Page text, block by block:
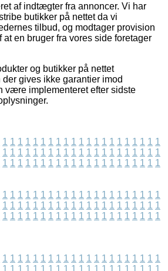
af indtægter fra annoncer. Vi har
butikker på nettet da vi
tilbud, og modtager provision
en bruger fra vores side foretager
og butikker på nettet
gives ikke garantier imod
være implementeret efter sidste
1 1 1 1 1 1 1 1 1 1 1 1 1 1 1 1 1 1 1 1 1
1 1 1 1 1 1 1 1 1 1 1 1 1 1 1 1 1 1 1 1 1
1 1 1 1 1 1 1 1 1 1 1 1 1 1 1 1 1 1 1 1 1
1 1 1 1 1 1 1 1 1 1 1 1 1 1 1 1 1 1 1 1 1
1 1 1 1 1 1 1 1 1 1 1 1 1 1 1 1 1 1 1 1 1
1 1 1 1 1 1 1 1 1 1 1 1 1 1 1 1 1 1 1 1 1
1 1 1 1 1 1 1 1 1 1 1 1 1 1 1 1 1 1 1 1 1
1 1 1 1 1 1 1 1 1 1 1 1 1 1 1 1 1 1 1 1 1